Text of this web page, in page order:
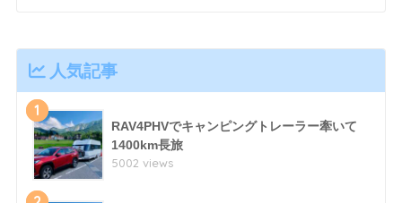
人気記事
1
RAV4PHVでキャンピングトレーラー牽いて
1400km長旅
5002 views